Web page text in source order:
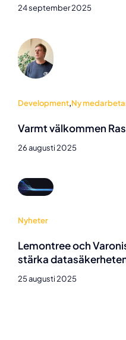
24 september 2025
Development,Ny
Varmt välkommen
26 augusti 2025
Nyheter
Lemontree och
stärka
25 augusti 2025